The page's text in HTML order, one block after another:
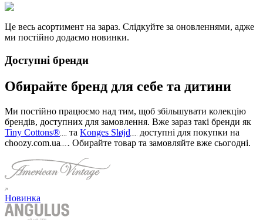
Це весь асортимент на зараз. Слідкуйте за оновленнями, адже
ми постійно додаємо новинки.
Доступні бренди
Обирайте бренд для себе та дитини
Ми постійно працюємо над тим, щоб збільшувати колекцію
брендів, доступних для замовлення. Вже зараз такі бренди як
Tiny Cottons®
та Konges Sløjd
доступні для покупки на
choozy.com.ua
. Обирайте товар та замовляйте вже сьогодні.
Новинка